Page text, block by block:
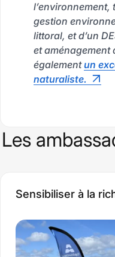
l’environnement,
gestion
littoral, et d’un
et aménagement
égalementun
naturaliste.
Les
ambassadeurs
terrain
Sensibiliser à la